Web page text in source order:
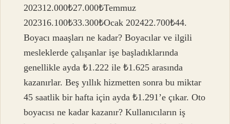
202312.000₺27.000₺Temmuz
202316.100₺33.300₺Ocak 202422.700₺44.
Boyacı maaşları ne kadar? Boyacılar ve ilgili
mesleklerde çalışanlar işe başladıklarında
genellikle ayda ₺1.222 ile ₺1.625 arasında
kazanırlar. Beş yıllık hizmetten sonra bu miktar
45 saatlik bir hafta için ayda ₺1.291’e çıkar. Oto
boyacısı ne kadar kazanır? Kullanıcıların iş